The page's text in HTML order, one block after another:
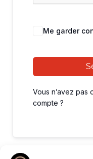
Me garder
Vous n’avez pas
compte ?